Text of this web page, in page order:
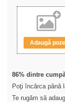
Adaugă poze
86% dintre
Poţi încărca până
Te rugăm să